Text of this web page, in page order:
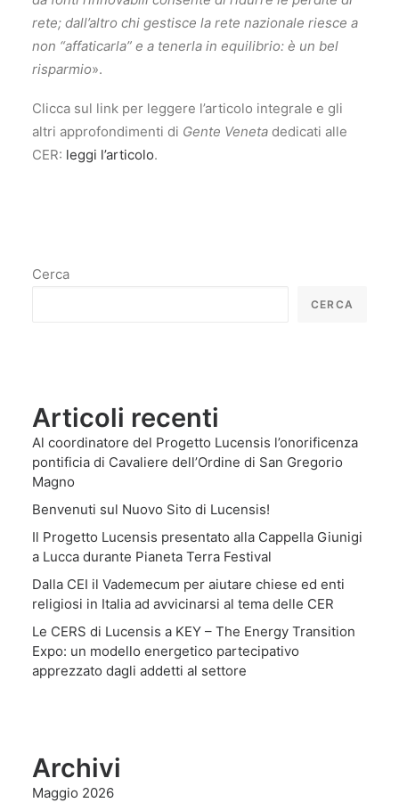
rete; dall’altro chi gestisce la rete nazionale riesce a
non “affaticarla” e a tenerla in equilibrio: è un bel
risparmio».
Clicca sul link per leggere l’articolo integrale e gli
altri approfondimenti di Gente Veneta dedicati alle
CER: leggi l’articolo.
Cerca
CERCA
Articoli recenti
Al coordinatore del Progetto Lucensis l’onorificenza
pontificia di Cavaliere dell’Ordine di San Gregorio
Magno
Benvenuti sul Nuovo Sito di Lucensis!
Il Progetto Lucensis presentato alla Cappella Giunigi
a Lucca durante Pianeta Terra Festival
Dalla CEI il Vademecum per aiutare chiese ed enti
religiosi in Italia ad avvicinarsi al tema delle CER
Le CERS di Lucensis a KEY – The Energy Transition
Expo: un modello energetico partecipativo
apprezzato dagli addetti al settore
Archivi
Maggio 2026